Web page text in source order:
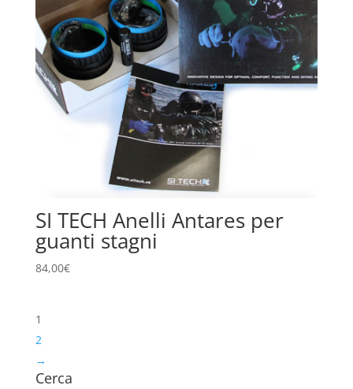
SI TECH Anelli Antares per
guanti stagni
84,00€
1
2
→
Cerca